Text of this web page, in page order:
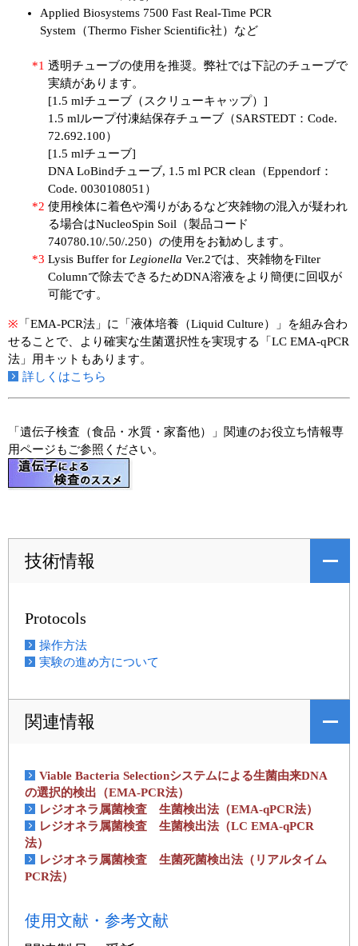
Applied Biosystems 7500 Fast Real-Time PCR
System（Thermo Fisher Scientific社）など
*1 透明チューブの使用を推奨。弊社では下記のチューブで
実績があります。
[1.5 mlチューブ（スクリューキャップ）]
1.5 mlループ付凍結保存チューブ（SARSTEDT：Code.
72.692.100）
[1.5 mlチューブ]
DNA LoBindチューブ, 1.5 ml PCR clean（Eppendorf：
Code. 0030108051）
*2 使用検体に着色や濁りがあるなど夾雑物の混入が疑われ
る場合はNucleoSpin Soil（製品コード
740780.10/.50/.250）の使用をお勧めします。
*3 Lysis Buffer for Legionella Ver.2では、夾雑物をFilter
Columnで除去できるためDNA溶液をより簡便に回収が
可能です。
※ 「EMA-PCR法」に「液体培養（Liquid Culture）」を組み合わ
せることで、より確実な生菌選択性を実現する「LC EMA-qPCR
法」用キットもあります。
詳しくはこちら
「遺伝子検査（食品・水質・家畜他）」関連のお役立ち情報専
用ページもご参照ください。
技術情報
Protocols
操作方法
実験の進め方について
関連情報
Viable Bacteria Selectionシステムによる生菌由来DNA
の選択的検出（EMA-PCR法）
レジオネラ属菌検査 生菌検出法（EMA-qPCR法）
レジオネラ属菌検査 生菌検出法（LC EMA-qPCR
法）
レジオネラ属菌検査 生菌死菌検出法（リアルタイム
PCR法）
使用文献・参考文献